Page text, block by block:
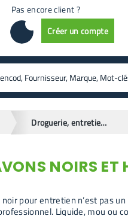
Pas encore client ?
Créer un compte
Droguerie, entretien et hygiène
arrière NOIRS ET
noir pour entretien n’est pas
Liquide, mou ou